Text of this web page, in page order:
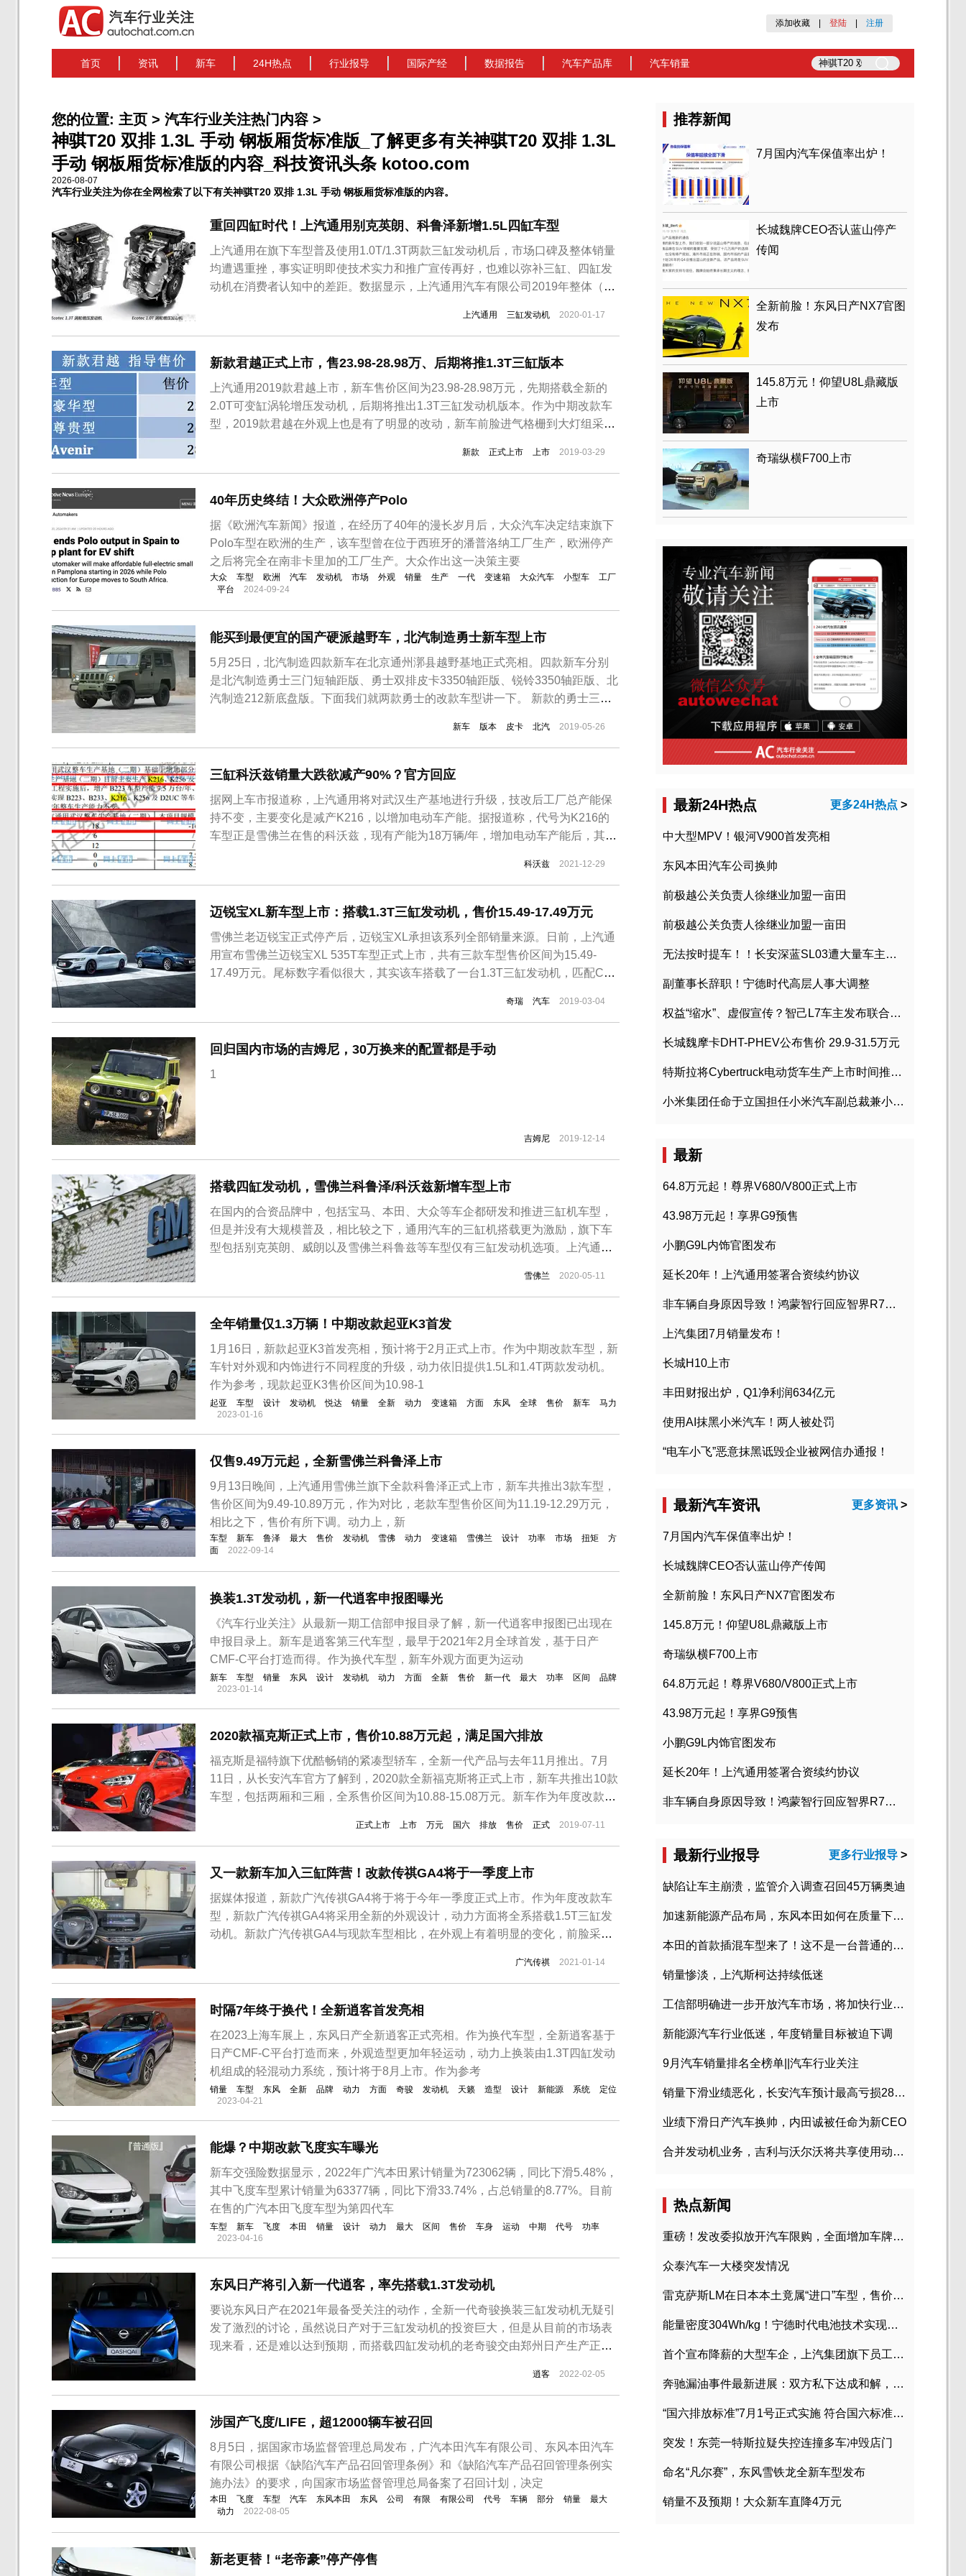
添加收藏 登陆 注册
首页 资讯 新车 24H热点 行业报导 国际产经 数据报告 汽车产品库 汽车销量
您的位置: 主页 > 汽车行业关注热门内容 >
神骐T20 双排 1.3L 手动 钢板厢货标准版_了解更多有关神骐T20 双排 1.3L
手动 钢板厢货标准版的内容_科技资讯头条 kotoo.com
2026-08-07
汽车行业关注为你在全网检索了以下有关神骐T20 双排 1.3L 手动 钢板厢货标准版的内容。
重回四缸时代！上汽通用别克英朗、科鲁泽新增1.5L四缸车型
上汽通用在旗下车型普及使用1.0T/1.3T两款三缸发动机后，市场口碑及整体销量
均遭遇重挫，事实证明即使技术实力和推广宣传再好，也难以弥补三缸、四缸发
动机在消费者认知中的差距。数据显示，上汽通用汽车有限公司2019年整体（别
鲁泽是目前上汽通用紧凑型轿车中的主力车型，动力配置上只有1.0T/1.3T两款三
缸发动机在使用，为...
上汽通用 三缸发动机 2020-01-17
新款君越正式上市，售23.98-28.98万、后期将推1.3T三缸版本
上汽通用2019款君越上市，新车售价区间为23.98-28.98万元，先期搭载全新的
2.0T可变缸涡轮增压发动机，后期将推出1.3T三缸发动机版本。作为中期改款车
型，2019款君越在外观上也是有了明显的改动，新车前脸进气格栅到大灯组采用
用了溜背式设计，而尾部型设计也是采用最新家族风格，尾灯造型又很大变化，
地步采用了双排气管布局。...
新款 正式上市 上市 2019-03-29
40年历史终结！大众欧洲停产Polo
据《欧洲汽车新闻》报道，在经历了40年的漫长岁月后，大众汽车决定结束旗下
Polo车型在欧洲的生产，该车型曾在位于西班牙的潘普洛纳工厂生产，欧洲停产
之后将完全在南非卡里加的工厂生产。大众作出这一决策主要
大众 车型 欧洲 汽车 发动机 市场 外观 销量 生产 一代 变速箱 大众汽车 小型车
工厂
平台
2024-09-24
能买到最便宜的国产硬派越野车，北汽制造勇士新车型上市
5月25日，北汽制造四款新车在北京通州漷县越野基地正式亮相。四款新车分别
是北汽制造勇士三门短轴距版、勇士双排皮卡3350轴距版、锐铃3350轴距版、北
汽制造212新底盘版。下面我们就两款勇士的改款车型讲一下。 新款的勇士三门
构上更短，2.4米的轴距的紧凑车身令该车型拥有更好接近和离去角。动力方面搭
载2.0T涡轮增压发动机搭配6速...
新车 版本 皮卡 北汽 2019-05-26
三缸科沃兹销量大跌欲减产90%？官方回应
据网上车市报道称，上汽通用将对武汉生产基地进行升级，技改后工厂总产能保
持不变，主要变化是减产K216，以增加电动车产能。据报道称，代号为K216的
车型正是雪佛兰在售的科沃兹，现有产能为18万辆/年，增加电动车产能后，其将
称：“我们确实对工厂进行了改造，为了增加电动车产能相应的对科沃兹进行了少
量的减产，但绝对没有90%那么多，这...
科沃兹 2021-12-29
迈锐宝XL新车型上市：搭载1.3T三缸发动机，售价15.49-17.49万元
雪佛兰老迈锐宝正式停产后，迈锐宝XL承担该系列全部销量来源。日前，上汽通
用宣布雪佛兰迈锐宝XL 535T车型正式上市，共有三款车型售价区间为15.49-
17.49万元。尾标数字看似很大，其实该车搭载了一台1.3T三缸发动机，匹配CVT
除新增的1.3T发动机，其余分别搭载1.5T、2.0T、2.5L发动机及1.8L混...
奇瑞 汽车 2019-03-04
回归国内市场的吉姆尼，30万换来的配置都是手动
1
吉姆尼 2019-12-14
搭载四缸发动机，雪佛兰科鲁泽/科沃兹新增车型上市
在国内的合资品牌中，包括宝马、本田、大众等车企都研发和推进三缸机车型，
但是并没有大规模普及，相比较之下，通用汽车的三缸机搭载更为激励，旗下车
型包括别克英朗、威朗以及雪佛兰科鲁兹等车型仅有三缸发动机选项。上汽通用
术实力再好，也难以弥补消费者对三缸发动机的偏见。在中国市场推广三缸机受
阻后，上汽通用考虑在国内在推行“三缸机”搭载计划的...
雪佛兰 2020-05-11
全年销量仅1.3万辆！中期改款起亚K3首发
1月16日，新款起亚K3首发亮相，预计将于2月正式上市。作为中期改款车型，新
车针对外观和内饰进行不同程度的升级，动力依旧提供1.5L和1.4T两款发动机。
作为参考，现款起亚K3售价区间为10.98-1
起亚 车型 设计 发动机 悦达 销量 全新 动力 变速箱 方面 东风 全球 售价 新车
马力
2023-01-16
仅售9.49万元起，全新雪佛兰科鲁泽上市
9月13日晚间，上汽通用雪佛兰旗下全款科鲁泽正式上市，新车共推出3款车型，
售价区间为9.49-10.89万元，作为对比，老款车型售价区间为11.19-12.29万元，
相比之下，售价有所下调。动力上，新
车型 新车 鲁泽 最大 售价 发动机 雪佛 动力 变速箱 雪佛兰 设计 功率 市场 扭矩
方
面
2022-09-14
换装1.3T发动机，新一代逍客申报图曝光
《汽车行业关注》从最新一期工信部申报目录了解，新一代逍客申报图已出现在
申报目录上。新车是逍客第三代车型，最早于2021年2月全球首发，基于日产
CMF-C平台打造而得。作为换代车型，新车外观方面更为运动
新车 车型 销量 东风 设计 发动机 动力 方面 全新 售价 新一代 最大 功率 区间
品牌
2023-01-14
2020款福克斯正式上市，售价10.88万元起，满足国六排放
福克斯是福特旗下优酷畅销的紧凑型轿车，全新一代产品与去年11月推出。7月
11日，从长安汽车官方了解到，2020款全新福克斯将正式上市，新车共推出10款
车型，包括两厢和三厢，全系售价区间为10.88-15.08万元。新车作为年度改款，
更加运动化的外观套件。这个外观运动套件体现到细节方面包括了黑色蜂窝状前
格栅、车身下部包围、双排...
正式上市 上市 万元 国六 排放 售价 正式 2019-07-11
又一款新车加入三缸阵营！改款传祺GA4将于一季度上市
据媒体报道，新款广汽传祺GA4将于将于今年一季度正式上市。作为年度改款车
型，新款广汽传祺GA4将采用全新的外观设计，动力方面将全系搭载1.5T三缸发
动机。新款广汽传祺GA4与现款车型相比，在外观上有着明显的变化，前脸采用
不少。两侧的LED大灯也有所调整，前保险杠雾灯区域也改成了进气口，较现款
相比凌厉了不少。尺寸方面，新车长宽高分...
广汽传祺 2021-01-14
时隔7年终于换代！全新逍客首发亮相
在2023上海车展上，东风日产全新逍客正式亮相。作为换代车型，全新逍客基于
日产CMF-C平台打造而来，外观造型更加年轻运动，动力上换装由1.3T四缸发动
机组成的轻混动力系统，预计将于8月上市。作为参考
销量 车型 东风 全新 品牌 动力 方面 奇骏 发动机 天籁 造型 设计 新能源 系统
定位
2023-04-21
能爆？中期改款飞度实车曝光
新车交强险数据显示，2022年广汽本田累计销量为723062辆，同比下滑5.48%，
其中飞度车型累计销量为63377辆，同比下滑33.74%，占总销量的8.77%。目前
在售的广汽本田飞度车型为第四代车
车型 新车 飞度 本田 销量 设计 动力 最大 区间 售价 车身 运动 中期 代号
功率
2023-04-16
东风日产将引入新一代逍客，率先搭载1.3T发动机
要说东风日产在2021年最备受关注的动作，全新一代奇骏换装三缸发动机无疑引
发了激烈的讨论，虽然说日产对于三缸发动机的投资巨大，但是从目前的市场表
现来看，还是难以达到预期，而搭载四缸发动机的老奇骏交由郑州日产生产正是
心的是即将换代的日产逍客，是否也会换装三缸发动机，毕竟奇骏在换装四缸发
动机后销量持续低迷，而逍客成为了东风日产SUV...
逍客 2022-02-05
涉国产飞度/LIFE，超12000辆车被召回
8月5日，据国家市场监督管理总局发布，广汽本田汽车有限公司、东风本田汽车
有限公司根据《缺陷汽车产品召回管理条例》和《缺陷汽车产品召回管理条例实
施办法》的要求，向国家市场监督管理总局备案了召回计划，决定
本田 飞度 车型 汽车 东风本田 东风 公司 有限 有限公司 代号 车辆 部分 销量
最大
动力
2022-08-05
新老更替！“老帝豪”停产停售
推荐新闻
7月国内汽车保值率出炉！
长城魏牌CEO否认蓝山停产
传闻
全新前脸！东风日产NX7官图
发布
145.8万元！仰望U8L鼎藏版
上市
奇瑞纵横F700上市
最新24H热点 更多24H热点 >
中大型MPV！银河V900首发亮相
东风本田汽车公司换帅
前极越公关负责人徐继业加盟一亩田
前极越公关负责人徐继业加盟一亩田
无法按时提车！！长安深蓝SL03遭大量车主投诉
副董事长辞职！宁德时代高层人事大调整
权益“缩水”、虚假宣传？智己L7车主发布联合维权声明
长城魏摩卡DHT-PHEV公布售价 29.9-31.5万元
特斯拉将Cybertruck电动货车生产上市时间推迟到2023年初
小米集团任命于立国担任小米汽车副总裁兼小米汽车北京总部政委
最新
64.8万元起！尊界V680/V800正式上市
43.98万元起！享界G9预售
小鹏G9L内饰官图发布
延长20年！上汽通用签署合资续约协议
非车辆自身原因导致！鸿蒙智行回应智界R7起火事故
上汽集团7月销量发布！
长城H10上市
丰田财报出炉，Q1净利润634亿元
使用AI抹黑小米汽车！两人被处罚
“电车小飞”恶意抹黑诋毁企业被网信办通报！
最新汽车资讯 更多资讯 >
7月国内汽车保值率出炉！
长城魏牌CEO否认蓝山停产传闻
全新前脸！东风日产NX7官图发布
145.8万元！仰望U8L鼎藏版上市
奇瑞纵横F700上市
64.8万元起！尊界V680/V800正式上市
43.98万元起！享界G9预售
小鹏G9L内饰官图发布
延长20年！上汽通用签署合资续约协议
非车辆自身原因导致！鸿蒙智行回应智界R7起火事故
最新行业报导 更多行业报导 >
缺陷让车主崩溃，监管介入调查召回45万辆奥迪
加速新能源产品布局，东风本田如何在质量下转型？
本田的首款插混车型来了！这不是一台普通的CR-V
销量惨淡，上汽斯柯达持续低迷
工信部明确进一步开放汽车市场，将加快行业兼并重组
新能源汽车行业低迷，年度销量目标被迫下调
9月汽车销量排名全榜单||汽车行业关注
销量下滑业绩恶化，长安汽车预计最高亏损28亿元
业绩下滑日产汽车换帅，内田诚被任命为新CEO
合并发动机业务，吉利与沃尔沃将共享使用动力总成
热点新闻
重磅！发改委拟放开汽车限购，全面增加车牌指标
众泰汽车一大楼突发情况
雷克萨斯LM在日本本土竟属“进口”车型，售价2580万日元
能量密度304Wh/kg！宁德时代电池技术实现突破
首个宣布降薪的大型车企，上汽集团旗下员工降薪文件曝光
奔驰漏油事件最新进展：双方私下达成和解，工商已介入调查
“国六排放标准”7月1号正式实施 符合国六标准车型目录一览
突发！东莞一特斯拉疑失控连撞多车冲毁店门
命名“凡尔赛”，东风雪铁龙全新车型发布
销量不及预期！大众新车直降4万元